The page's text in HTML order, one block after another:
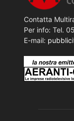
Contatta
Per info: Tel.
E-mail: